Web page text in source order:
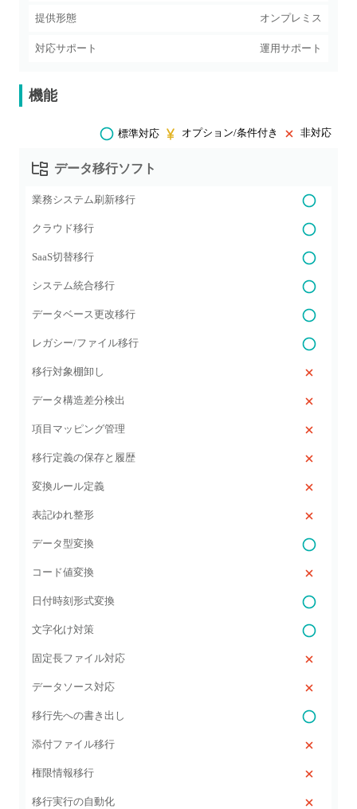
提供形態 オンプレミス
対応サポート 運用サポート
機能
標準対応 オプション/条件付き 非対応
データ移行ソフト
業務システム刷新移行
クラウド移行
SaaS切替移行
システム統合移行
データベース更改移行
レガシー/ファイル移行
移行対象棚卸し
データ構造差分検出
項目マッピング管理
移行定義の保存と履歴
変換ルール定義
表記ゆれ整形
データ型変換
コード値変換
日付時刻形式変換
文字化け対策
固定長ファイル対応
データソース対応
移行先への書き出し
添付ファイル移行
権限情報移行
移行実行の自動化